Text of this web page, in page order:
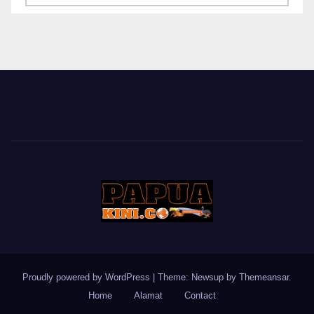
Proudly powered by WordPress Theme: Newsup by Themeansar.
Home
Alamat Contact